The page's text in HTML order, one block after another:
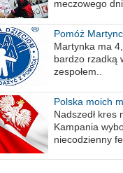
meczowego
Pomóż
Martynka ma
bardzo rzadką
zespołem..
Polska moich
Nadszedł kres
Kampania
niecodzienny